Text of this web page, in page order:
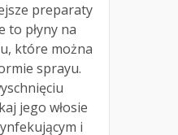
preparaty
to płyny na
które można
sprayu.
jego włosie
i